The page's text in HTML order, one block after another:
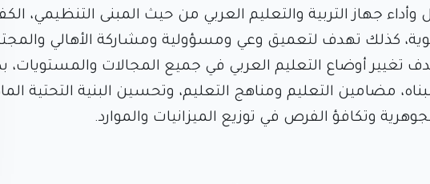
جهاز التربية والتعليم العربي من حيث المبنى التنظيمي،
كذلك تهدف لتعميق وعي ومسؤولية ومشاركة الأهالي
تغيير أوضاع التعليم العربي في جميع المجالات والمستويات،
مضامين التعليم ومناهج التعليم، وتحسين البنية التحتية
وتكافؤ الفرص في توزيع الميزانيات والموارد.